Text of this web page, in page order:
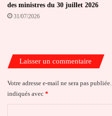
des ministres du 30 juillet 2026
31/07/2026
Laisser un commentaire
Votre adresse e-mail ne sera pas publiée.
indiqués avec *